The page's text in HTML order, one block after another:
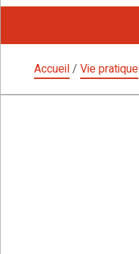
Accueil/ Vie pratique